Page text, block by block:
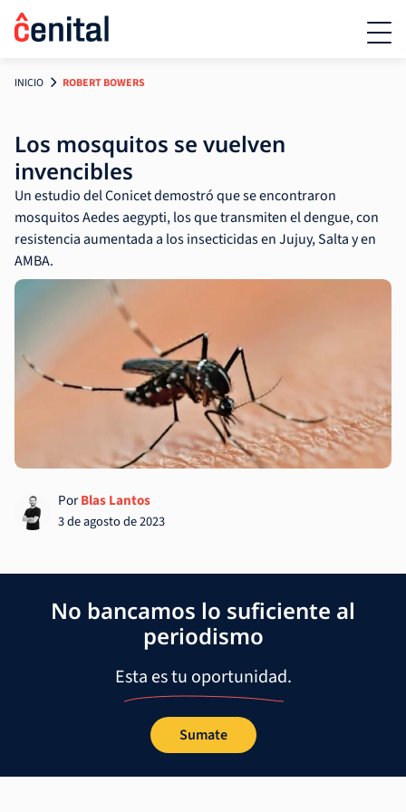
INICIO ROBERT BOWERS
Los mosquitos se vuelven
invencibles
Un estudio del Conicet demostró que se encontraron
mosquitos Aedes aegypti, los que transmiten el dengue, con
resistencia aumentada a los insecticidas en Jujuy, Salta y en
AMBA.
PorBlas Lantos
3 de agosto de 2023
No bancamos lo suficiente al
periodismo
Esta es tu oportunidad.
Sumate